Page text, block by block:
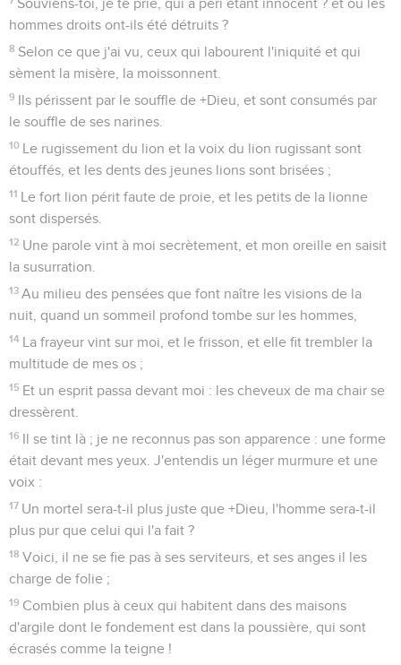
Souviens-toi, je te prie, qui a péri étant innocent ? et où les
hommes droits ont-ils été détruits ?
8 Selon ce que j'ai vu, ceux qui labourent l'iniquité et qui
sèment la misère, la moissonnent.
9 Ils périssent par le souffle de +Dieu, et sont consumés par
le souffle de ses narines.
10 Le rugissement du lion et la voix du lion rugissant sont
étouffés, et les dents des jeunes lions sont brisées ;
11 Le fort lion périt faute de proie, et les petits de la lionne
sont dispersés.
12 Une parole vint à moi secrètement, et mon oreille en saisit
la susurration.
13 Au milieu des pensées que font naître les visions de la
nuit, quand un sommeil profond tombe sur les hommes,
14 La frayeur vint sur moi, et le frisson, et elle fit trembler la
multitude de mes os ;
15 Et un esprit passa devant moi : les cheveux de ma chair se
dressèrent.
16 Il se tint là ; je ne reconnus pas son apparence : une forme
était devant mes yeux. J'entendis un léger murmure et une
voix :
17 Un mortel sera-t-il plus juste que +Dieu, l'homme sera-t-il
plus pur que celui qui l'a fait ?
18 Voici, il ne se fie pas à ses serviteurs, et ses anges il les
charge de folie ;
19 Combien plus à ceux qui habitent dans des maisons
d'argile dont le fondement est dans la poussière, qui sont
écrasés comme la teigne !